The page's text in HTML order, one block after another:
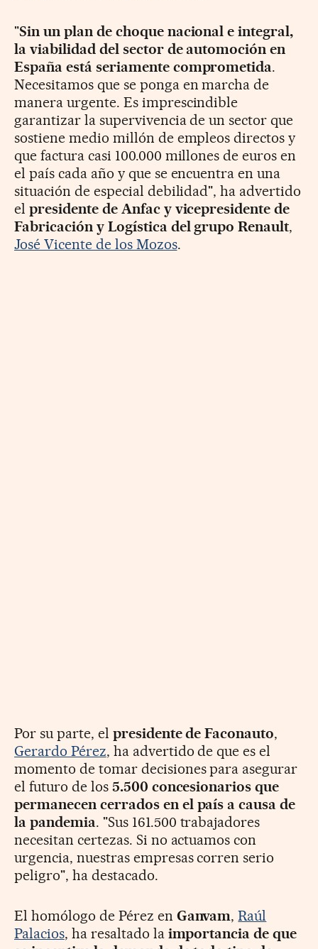
"Sin un plan de choque nacional e integral,
la viabilidad del sector de automoción en
España está seriamente comprometida.
Necesitamos que se ponga en marcha de
manera urgente. Es imprescindible
garantizar la supervivencia de un sector que
sostiene medio millón de empleos directos y
que factura casi 100.000 millones de euros en
el país cada año y que se encuentra en una
situación de especial debilidad", ha advertido
el presidente de Anfac y vicepresidente de
Fabricación y Logística del grupo Renault,
José Vicente de los Mozos.
Por su parte, el presidente de Faconauto,
Gerardo Pérez, ha advertido de que es el
momento de tomar decisiones para asegurar
el futuro de los 5.500 concesionarios que
permanecen cerrados en el país a causa de
la pandemia. "Sus 161.500 trabajadores
necesitan certezas. Si no actuamos con
urgencia, nuestras empresas corren serio
peligro", ha destacado.
El homólogo de Pérez en Ganvam,Raúl
Palacios, ha resaltado la importancia de que